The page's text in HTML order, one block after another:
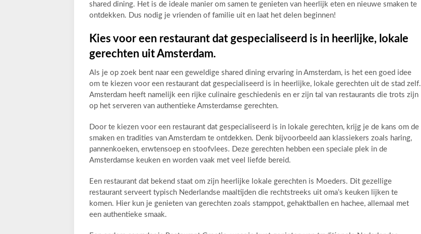
shared dining. Het is de ideale manier om samen te genieten van heerlijk eten en nieuwe smaken te
ontdekken. Dus nodig je vrienden of familie uit en laat het delen beginnen!
Kies voor een restaurant dat gespecialiseerd is in heerlijke, lokale
gerechten uit Amsterdam.
Als je op zoek bent naar een geweldige shared dining ervaring in Amsterdam, is het een goed idee
om te kiezen voor een restaurant dat gespecialiseerd is in heerlijke, lokale gerechten uit de stad zelf.
Amsterdam heeft namelijk een rijke culinaire geschiedenis en er zijn tal van restaurants die trots zijn
op het serveren van authentieke Amsterdamse gerechten.
Door te kiezen voor een restaurant dat gespecialiseerd is in lokale gerechten, krijg je de kans om de
smaken en tradities van Amsterdam te ontdekken. Denk bijvoorbeeld aan klassiekers zoals haring,
pannenkoeken, erwtensoep en stoofvlees. Deze gerechten hebben een speciale plek in de
Amsterdamse keuken en worden vaak met veel liefde bereid.
Een restaurant dat bekend staat om zijn heerlijke lokale gerechten is Moeders. Dit gezellige
restaurant serveert typisch Nederlandse maaltijden die rechtstreeks uit oma’s keuken lijken te
komen. Hier kun je genieten van gerechten zoals stamppot, gehaktballen en hachee, allemaal met
een authentieke smaak.